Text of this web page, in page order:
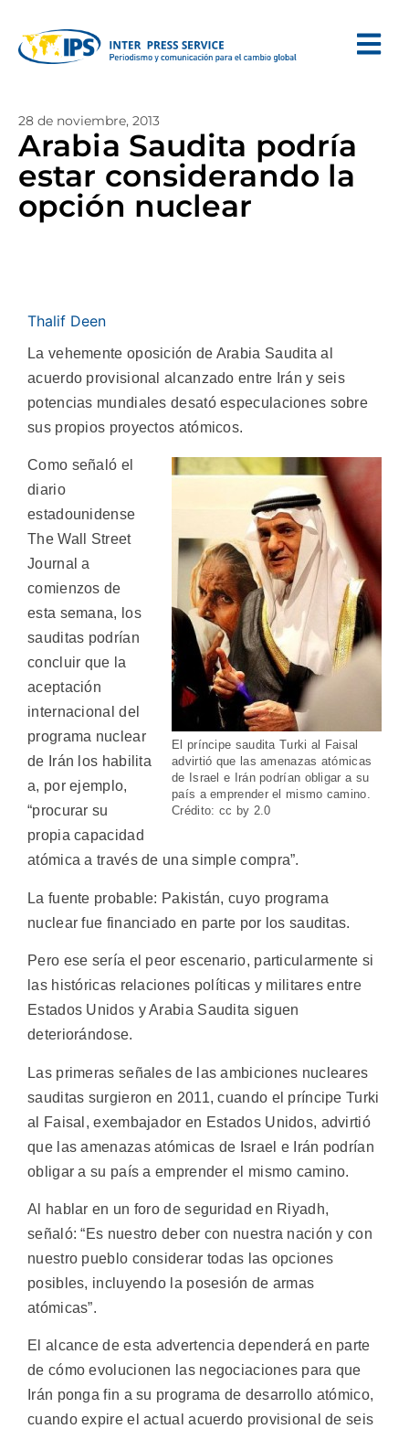
28 de noviembre, 2013
Arabia Saudita podría
estar considerando la
opción nuclear
Thalif Deen
La vehemente oposición de Arabia Saudita al
acuerdo provisional alcanzado entre Irán y seis
potencias mundiales desató especulaciones sobre
sus propios proyectos atómicos.
El príncipe saudita Turki al Faisal
advirtió que las amenazas atómicas
de Israel e Irán podrían obligar a su
país a emprender el mismo camino.
Crédito: cc by 2.0
Como señaló el
diario
estadounidense
The Wall Street
Journal a
comienzos de
esta semana, los
sauditas podrían
concluir que la
aceptación
internacional del
programa nuclear
de Irán los habilita
a, por ejemplo,
“procurar su
propia capacidad
atómica a través de una simple compra”.
La fuente probable: Pakistán, cuyo programa
nuclear fue financiado en parte por los sauditas.
Pero ese sería el peor escenario, particularmente si
las históricas relaciones políticas y militares entre
Estados Unidos y Arabia Saudita siguen
deteriorándose.
Las primeras señales de las ambiciones nucleares
sauditas surgieron en 2011, cuando el príncipe Turki
al Faisal, exembajador en Estados Unidos, advirtió
que las amenazas atómicas de Israel e Irán podrían
obligar a su país a emprender el mismo camino.
Al hablar en un foro de seguridad en Riyadh,
señaló: “Es nuestro deber con nuestra nación y con
nuestro pueblo considerar todas las opciones
posibles, incluyendo la posesión de armas
atómicas”.
El alcance de esta advertencia dependerá en parte
de cómo evolucionen las negociaciones para que
Irán ponga fin a su programa de desarrollo atómico,
cuando expire el actual acuerdo provisional de seis